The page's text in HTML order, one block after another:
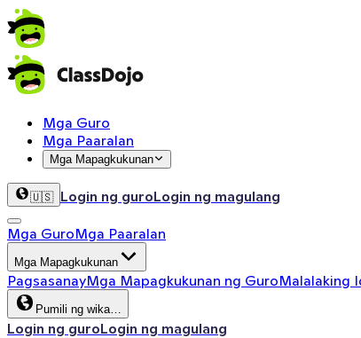
Mga Guro
Mga Paaralan
Mga Mapagkukunan
🇺🇸 Login ng guroLogin ng magulang
Mga GuroMga Paaralan
Mga Mapagkukunan
PagsasanayMga Mapagkukunan ng GuroMalalaking
Pumili ng wika…
Login ng guroLogin ng magulang